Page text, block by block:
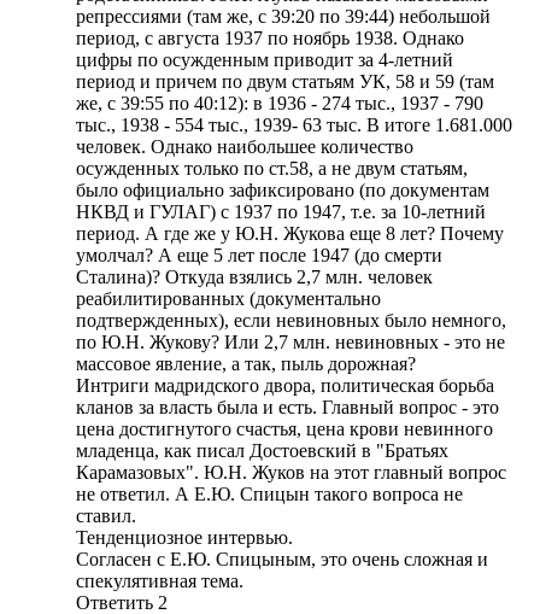
репрессиями (там же, с 39:20 по 39:44) небольшой
период, с августа 1937 по ноябрь 1938. Однако
цифры по осужденным приводит за 4-летний
период и причем по двум статьям УК, 58 и 59 (там
же, с 39:55 по 40:12): в 1936 - 274 тыс., 1937 - 790
тыс., 1938 - 554 тыс., 1939- 63 тыс. В итоге 1.681.000
человек. Однако наибольшее количество
осужденных только по ст.58, а не двум статьям,
было официально зафиксировано (по документам
НКВД и ГУЛАГ) с 1937 по 1947, т.е. за 10-летний
период. А где же у Ю.Н. Жукова еще 8 лет? Почему
умолчал? А еще 5 лет после 1947 (до смерти
Сталина)? Откуда взялись 2,7 млн. человек
реабилитированных (документально
подтвержденных), если невиновных было немного,
по Ю.Н. Жукову? Или 2,7 млн. невиновных - это не
массовое явление, а так, пыль дорожная?
Интриги мадридского двора, политическая борьба
кланов за власть была и есть. Главный вопрос - это
цена достигнутого счастья, цена крови невинного
младенца, как писал Достоевский в "Братьях
Карамазовых". Ю.Н. Жуков на этот главный вопрос
не ответил. А Е.Ю. Спицын такого вопроса не
ставил.
Тенденциозное интервью.
Согласен с Е.Ю. Спицыным, это очень сложная и
спекулятивная тема.
Ответить 2